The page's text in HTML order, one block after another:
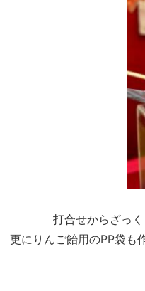
打合せからざっ
更にりんご飴用のPP袋も